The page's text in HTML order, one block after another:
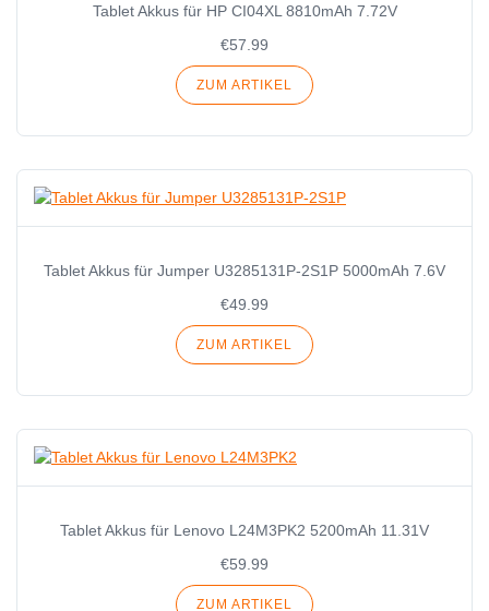
Tablet Akkus für HP CI04XL 8810mAh 7.72V
€57.99
ZUM ARTIKEL
Tablet Akkus für Jumper U3285131P-2S1P 5000mAh 7.6V
€49.99
ZUM ARTIKEL
Tablet Akkus für Lenovo L24M3PK2 5200mAh 11.31V
€59.99
ZUM ARTIKEL